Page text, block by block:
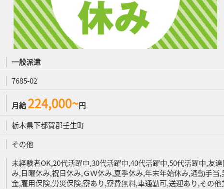
一般派遣
7685-02
月給224,000~円
栃木県下都賀郡壬生町
その他
未経験者OK,20代活躍中,30代活躍中,40代活躍中,50代活躍中,友
み,日曜休み,祝日休み,ＧＷ休み,夏季休み,年末年始休み,通勤手
金,雇用保険,労災保険,寮あり,寮費無料,車通勤可,送迎あり,その他